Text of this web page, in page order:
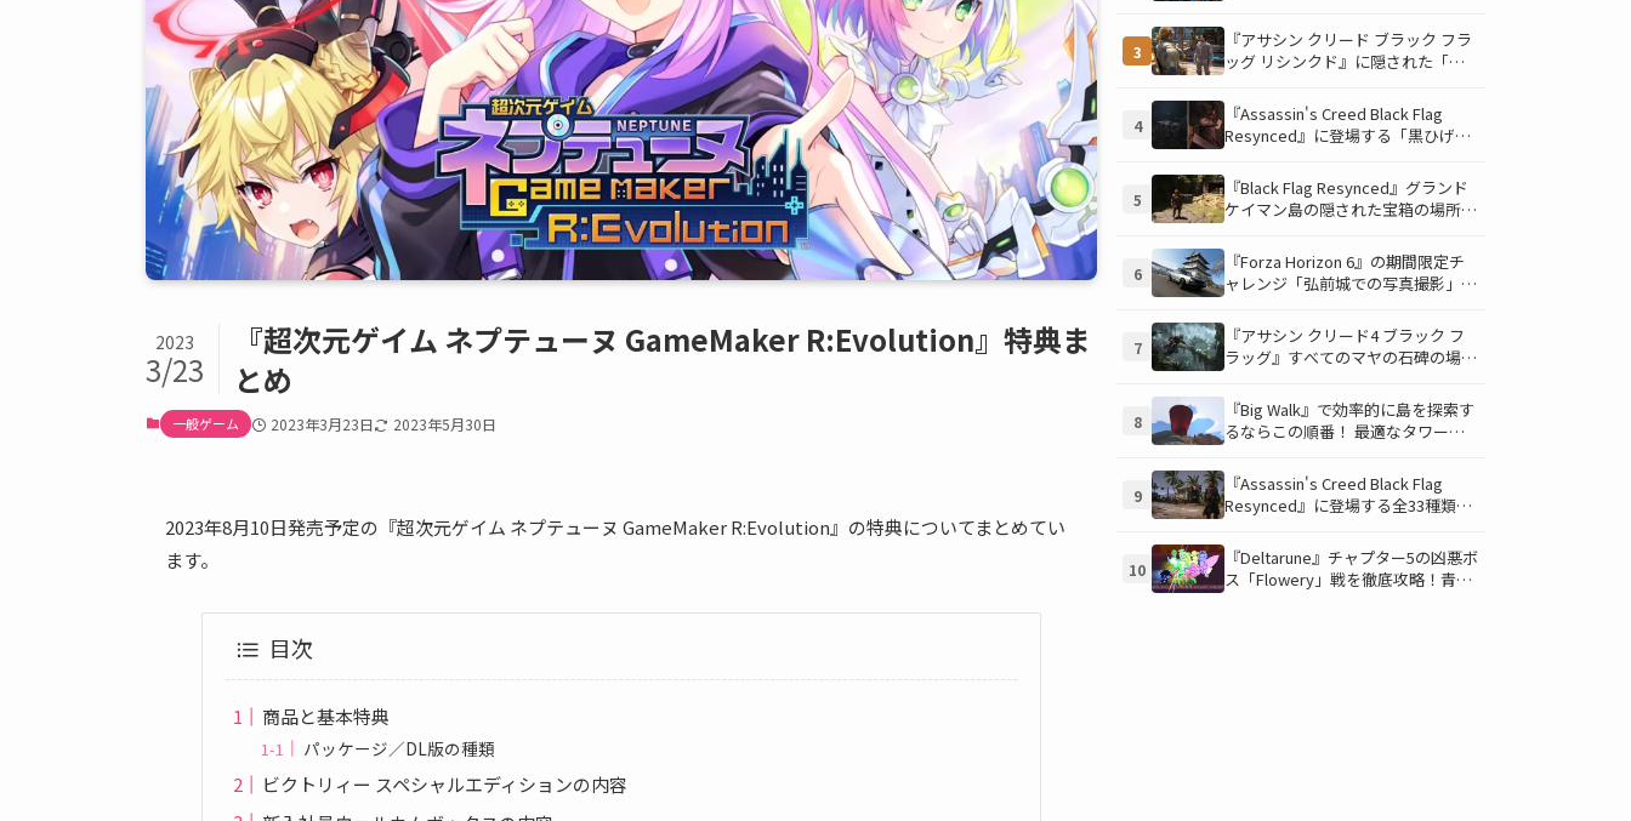
『超次元ゲイム ネプテューヌ GameMaker R:Evolution』特典ま
とめ
2023
3/23
一般ゲーム 2023年3月23日 2023年5月30日
2023年8月10日発売予定の『超次元ゲイム ネプテューヌ GameMaker R:Evolution』の特典についてまとめてい
ます。
目次
商品と基本特典
パッケージ／DL版の種類
ビクトリィー スペシャルエディションの内容
底洞窟の危険を乗り越え、伝説の報
酬を手に入れよう
3
『アサシン クリード ブラック フラ
ッグ リシンクド』に隠された「修
説！伝説のアイテムや新衣装を手に
入れるための「地図の断片」入手方
法と修復のコツを紹介！
4
『Assassin's Creed Black Flag
Resynced』に登場する「黒ひげの
説！隠された財宝を見つけよう！
5
『Black Flag Resynced』グランド
ケイマン島の隠された宝箱の場所を
ト」でしか到達できないお宝も明ら
かに
6
『Forza Horizon 6』の期間限定チ
ャレンジ「弘前城での写真撮影」攻
で日本の名城を駆け巡り、特別な報
酬を手に入れよう！
7
『アサシン クリード4 ブラック フ
ラッグ』すべてのマヤの石碑の場所
ヤの衣装を入手して海賊ライフを有
利に進めよう！
8
『Big Walk』で効率的に島を探索す
るならこの順番！ 最適なタワー攻
について解説
9
『Assassin's Creed Black Flag
Resynced』に登場する全33種類の
イルを自由にカスタマイズ！
10
『Deltarune』チャプター5の凶悪ボ
ス「Flowery」戦を徹底攻略！青い